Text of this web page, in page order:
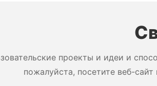
проекты и идеи и
пожалуйста, посетите веб-